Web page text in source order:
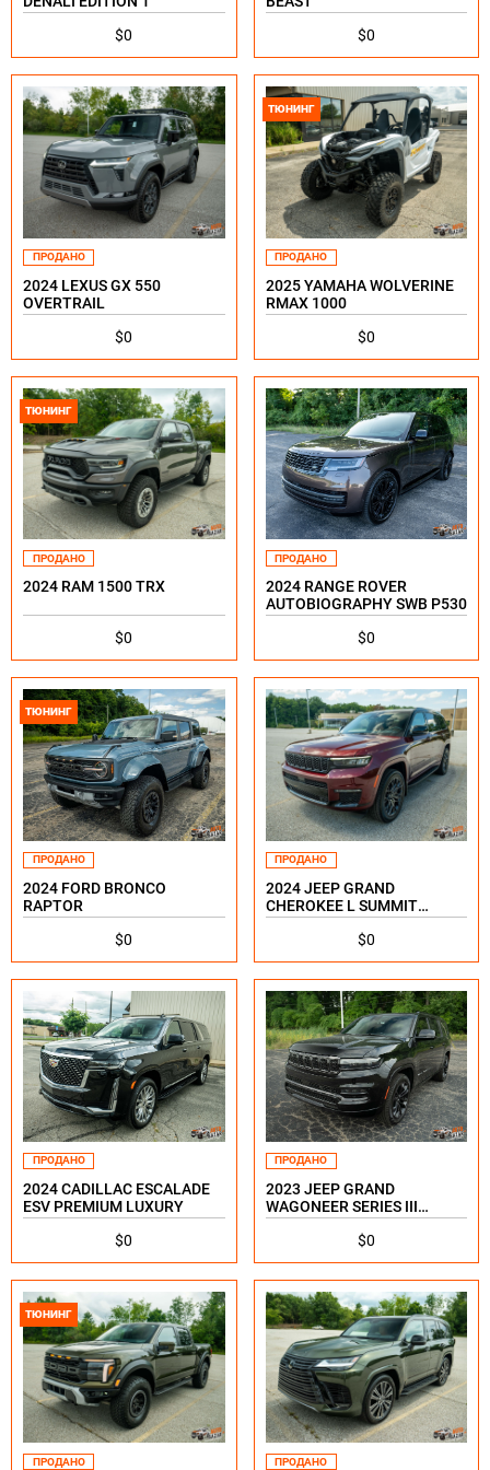
$0
$0
ПРОДАНО
2024 LEXUS GX 550
OVERTRAIL
$0
ТЮНИНГ
ПРОДАНО
2025 YAMAHA WOLVERINE
RMAX 1000
$0
ТЮНИНГ
ПРОДАНО
2024 RAM 1500 TRX
$0
ПРОДАНО
2024 RANGE ROVER
AUTOBIOGRAPHY SWB P530
$0
ТЮНИНГ
ПРОДАНО
2024 FORD BRONCO
RAPTOR
$0
ПРОДАНО
2024 JEEP GRAND
CHEROKEE L SUMMIT
RESERVE
$0
ПРОДАНО
2024 CADILLAC ESCALADE
ESV PREMIUM LUXURY
$0
ПРОДАНО
2023 JEEP GRAND
WAGONEER SERIES III
OBSIDIAN
$0
ТЮНИНГ
ПРОДАНО ПРОДАНО